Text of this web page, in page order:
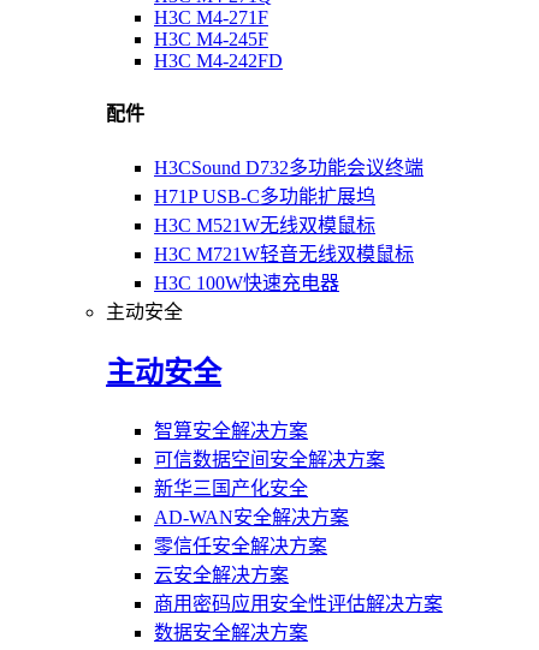
H3C M4-271F
H3C M4-245F
H3C M4-242FD
配件
H3CSound D732多功能会议终端
H71P USB-C多功能扩展坞
H3C M521W无线双模鼠标
H3C M721W轻音无线双模鼠标
H3C 100W快速充电器
主动安全
主动安全
智算安全解决方案
可信数据空间安全解决方案
新华三国产化安全
AD-WAN安全解决方案
零信任安全解决方案
云安全解决方案
商用密码应用安全性评估解决方案
数据安全解决方案